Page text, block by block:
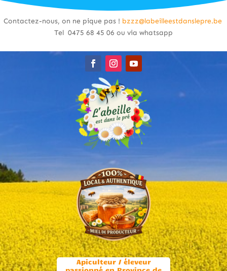
Contactez-nous, on ne pique pas ! bzzz@labeilleestdanslepre.be
Tel 0475 68 45 06 ou via whatsapp
Apiculteur / éleveur